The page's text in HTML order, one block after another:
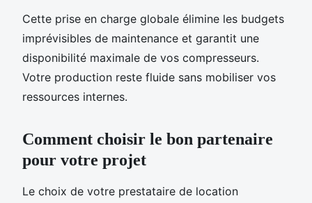
Cette prise en charge globale élimine les budgets
imprévisibles de maintenance et garantit une
disponibilité maximale de vos compresseurs.
Votre production reste fluide sans mobiliser vos
ressources internes.
Comment choisir le bon partenaire
pour votre projet
Le choix de votre prestataire de location